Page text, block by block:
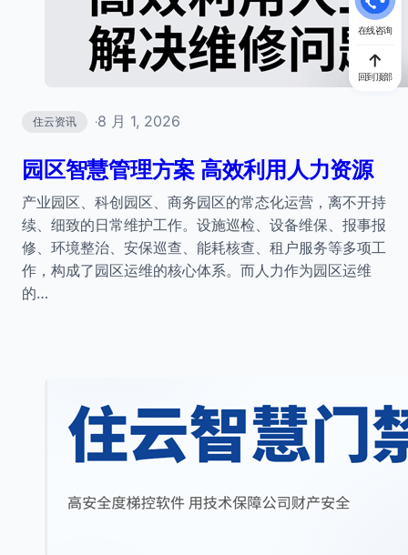
住云资讯 ·8 月 1, 2026
园区智慧管理方案 高效利用人力资源
产业园区、科创园区、商务园区的常态化运营，离不开持
续、细致的日常维护工作。设施巡检、设备维保、报事报
修、环境整治、安保巡查、能耗核查、租户服务等多项工
作，构成了园区运维的核心体系。而人力作为园区运维
的…
在线咨询
回到顶部